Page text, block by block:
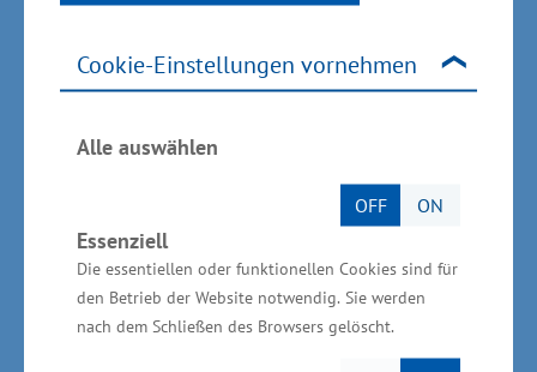
Cookie-Einstellungen vornehmen
Alle auswählen
OFF ON
Essenziell
Die essentiellen oder funktionellen Cookies sind für
den Betrieb der Website notwendig. Sie werden
nach dem Schließen des Browsers gelöscht.
„ID: Pomerania“
Projektpartner: Gemeinde Goleniów, Kultur- und
Brama Gesamtfinanzvolumen des Vorhabens:
rund 1,6 Millionen Euro; beantragte Förderung:
rund 1,3 Millionen Euro EFRE. Das Projekt hat
zum Ziel, die Zusammenarbeit in den Bereichen
Kunst und Kultur zwischen den beiden
Kulturzentren STRAZE und Rampa Kultura